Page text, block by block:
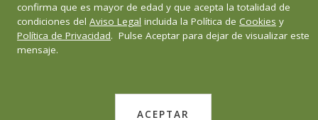
confirma que es mayor de edad y que acepta la totalidad de
condiciones del Aviso Legal incluida la Política de Cookies y
Política de Privacidad. Pulse Aceptar para dejar de visualizar este
mensaje.
ACEPTAR